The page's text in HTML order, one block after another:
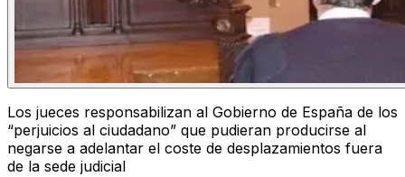
Los jueces responsabilizan al Gobierno de España de los
“perjuicios al ciudadano” que pudieran producirse al
negarse a adelantar el coste de desplazamientos fuera
de la sede judicial